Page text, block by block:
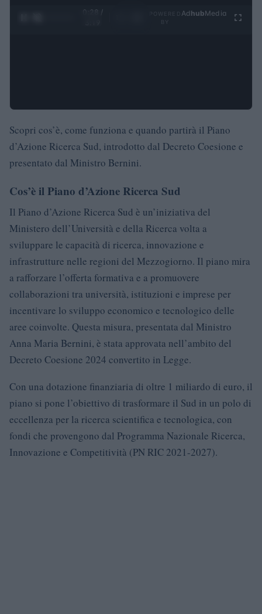
0:28 /
Ad hubMedia
Scopri cos’è, come funziona e quando partirà il Piano
d’Azione Ricerca Sud, introdotto dal Decreto Coesione e
presentato dal Ministro Bernini.
Cos’è il Piano d’Azione Ricerca Sud
Il Piano d’Azione Ricerca Sud è un’iniziativa del
Ministero dell’Università e della Ricerca volta a
sviluppare le capacità di ricerca, innovazione e
infrastrutture nelle regioni del Mezzogiorno. Il piano mira
a rafforzare l’offerta formativa e a promuovere
collaborazioni tra università, istituzioni e imprese per
incentivare lo sviluppo economico e tecnologico delle
aree coinvolte. Questa misura, presentata dal Ministro
Anna Maria Bernini, è stata approvata nell’ambito del
Decreto Coesione 2024 convertito in Legge.
Con una dotazione finanziaria di oltre 1 miliardo di euro, il
piano si pone l’obiettivo di trasformare il Sud in un polo di
eccellenza per la ricerca scientifica e tecnologica, con
fondi che provengono dal Programma Nazionale Ricerca,
Innovazione e Competitività (PN RIC 2021-2027).